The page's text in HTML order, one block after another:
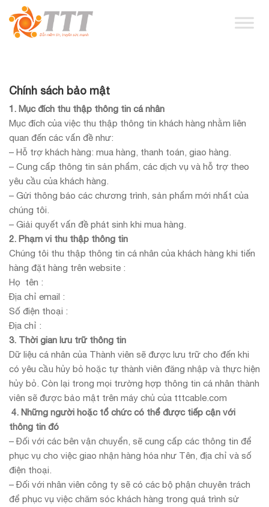
Chính sách bảo mật
1. Mục đích thu thập thông tin cá nhân
Mục đích của việc thu thập thông tin khách hàng nhằm liên
quan đến các vấn đề như:
– Hỗ trợ khách hàng: mua hàng, thanh toán, giao hàng.
– Cung cấp thông tin sản phẩm, các dịch vụ và hỗ trợ theo
yêu cầu của khách hàng.
– Gửi thông báo các chương trình, sản phẩm mới nhất của
chúng tôi.
– Giải quyết vấn đề phát sinh khi mua hàng.
2. Phạm vi thu thập thông tin
Chúng tôi thu thập thông tin cá nhân của khách hàng khi tiến
hàng đặt hàng trên website :
Họ tên :
Địa chỉ email :
Số điện thoại :
Địa chỉ :
3. Thời gian lưu trữ thông tin
Dữ liệu cá nhân của Thành viên sẽ được lưu trữ cho đến khi
có yêu cầu hủy bỏ hoặc tự thành viên đăng nhập và thực hiện
hủy bỏ. Còn lại trong mọi trường hợp thông tin cá nhân thành
viên sẽ được bảo mật trên máy chủ của tttcable.com
4. Những người hoặc tổ chức có thể được tiếp cận với
thông tin đó
– Đối với các bên vận chuyển, sẽ cung cấp các thông tin để
phục vụ cho việc giao nhận hàng hóa như Tên, địa chỉ và số
điện thoại.
– Đối với nhân viên công ty sẽ có các bộ phận chuyên trách
để phục vụ việc chăm sóc khách hàng trong quá trình sử